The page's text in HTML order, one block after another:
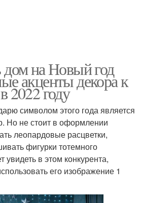
дом на Новый год
акценты декора к
2022 году
символом этого года является
Но не стоит в оформлении
леопардовые расцветки,
фигурки тотемного
увидеть в этом конкурента,
его изображение 1